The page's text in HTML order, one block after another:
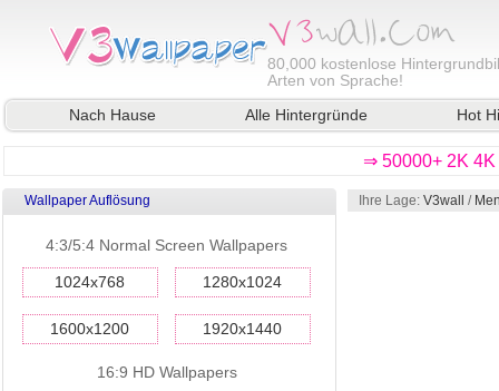
80,000 kostenlose
Arten von Sprache!
Nach Hause
Alle Hintergründe Hot
⇒ 50000+ 2K
Wallpaper Auflösung
4:3/5:4 Normal Screen Wallpapers
1024x768 1280x1024
1600x1200 1920x1440
16:9 HD Wallpapers
Ihre Lage: V3wall /